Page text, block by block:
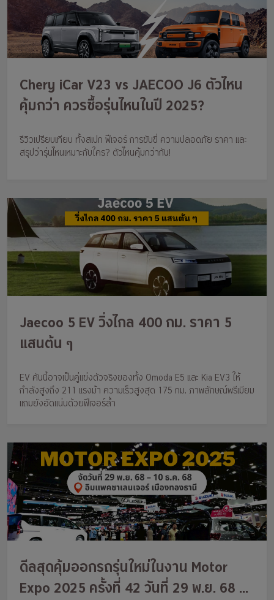
Chery iCar V23 vs JAECOO J6 ตัวไหน
คุ้มกว่า ควรซื้อรุ่นไหนในปี 2025?
รีวิวเปรียบเทียบ ทั้งสเปก ฟีเจอร์ การขับขี่ ความปลอดภัย ราคา และ
สรุปว่ารุ่นไหนเหมาะกับใคร? ตัวไหนคุ้มกว่ากัน!
Jaecoo 5 EV วิ่งไกล 400 กม. ราคา 5
แสนต้น ๆ
EV คันนี้อาจเป็นคู่แข่งตัวจริงของทั้ง Omoda E5 และ Kia EV3 ให้
กำลังสูงถึง 211 แรงม้า ความเร็วสูงสุด 175 กม. ภาพลักษณ์พรีเมียม
แถมยังอัดแน่นด้วยฟีเจอร์ล้ำ
ดีลสุดคุ้มออกรถรุ่นใหม่ในงาน Motor
Expo 2025 ครั้งที่ 42 วันที่ 29 พ.ย. 68 –